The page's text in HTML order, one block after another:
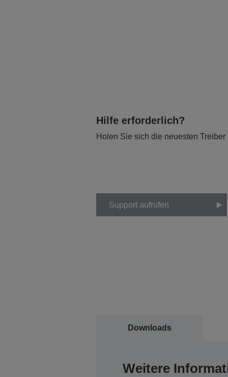
Hilfe erforderlich?
Holen Sie sich die neuesten Treiber
Support aufrufen
Downloads
Weitere